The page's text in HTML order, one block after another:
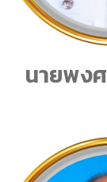
นายพง